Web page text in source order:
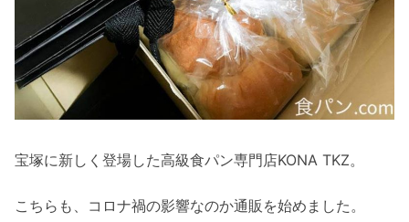
宝塚に新しく登場した高級食パン専門店KONA TKZ。
こちらも、コロナ禍の影響なのか通販を始めました。